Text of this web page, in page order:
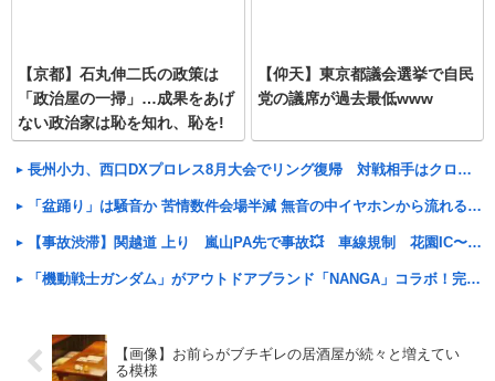
【京都】石丸伸二氏の政策は
「政治屋の一掃」…成果をあげ
ない政治家は恥を知れ、恥を!
【仰天】東京都議会選挙で自民
党の議席が過去最低www
長州小力、西口DXプロレス8月大会でリング復帰 対戦相手はクロちゃん
「盆踊り」は騒音か 苦情数件会場半減 無音の中イヤホンから流れる曲に合わせ踊るサイレント盆ダンスも
【事故渋滞】関越道 上り 嵐山PA先で事故💥 車線規制 花園IC〜嵐山小川IC 渋滞距離 4.0km 通過時間 50 分
「機動戦士ガンダム」がアウトドアブランド「NANGA」コラボ！完売していた「ガンダムの盾型寝袋」も2次受注開始
【画像】お前らがブチギレの居酒屋が続々と増えてい
る模様